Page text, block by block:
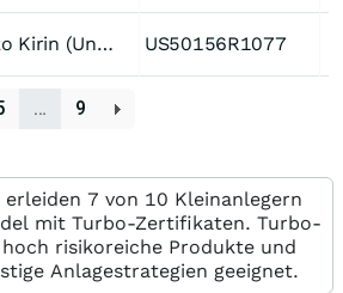
Kyowa Hakko Kirin (Unspons. ADR) US50156R1077
… 9
7 von 10 Kleinanlegern
mit Turbo-Zertifikaten. Turbo-
risikoreiche Produkte und
Anlagestrategien geeignet.